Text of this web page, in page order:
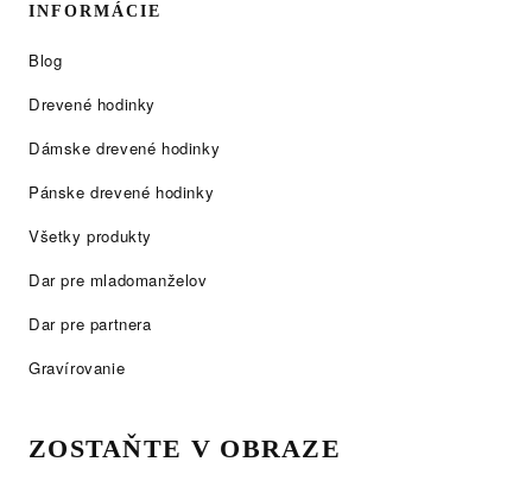
INFORMÁCIE
Blog
Drevené hodinky
Dámske drevené hodinky
Pánske drevené hodinky
Všetky produkty
Dar pre mladomanželov
Dar pre partnera
Gravírovanie
ZOSTAŇTE V OBRAZE